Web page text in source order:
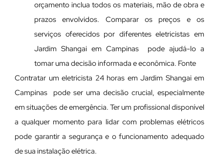
orçamento inclua todos os materiais, mão de obra e
prazos envolvidos. Comparar os preços e os
serviços oferecidos por diferentes eletricistas em
Jardim Shangai em Campinas pode ajudá-lo a
tomar uma decisão informada e econômica. Fonte
Contratar um eletricista 24 horas em Jardim Shangai em
Campinas pode ser uma decisão crucial, especialmente
em situações de emergência. Ter um profissional disponível
a qualquer momento para lidar com problemas elétricos
pode garantir a segurança e o funcionamento adequado
de sua instalação elétrica.